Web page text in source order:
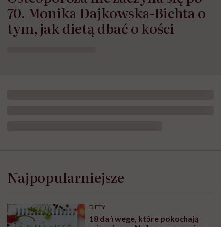
70. Monika Dajkowska-Bichta o
tym, jak dietą dbać o kości
Najpopularniejsze
DIETY
18 dań wege, które pokochają